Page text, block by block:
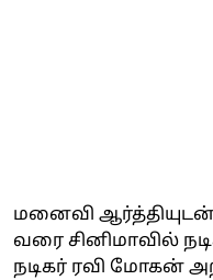
மனைவி ஆர்த்தியுடன்
வரை சினிமாவில்
நடிகர் ரவி மோகன்